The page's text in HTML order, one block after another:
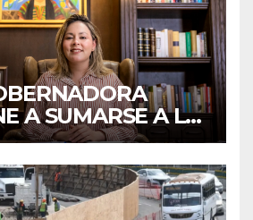
A SUMARSE A LA
NACIONAL DE
6.6 MILLONES